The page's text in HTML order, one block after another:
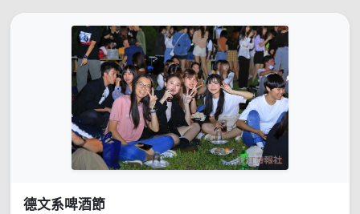
德文系啤酒節